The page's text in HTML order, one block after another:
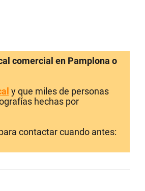
comercial en Pamplona o
y que miles de personas
hechas por
contactar cuando antes: